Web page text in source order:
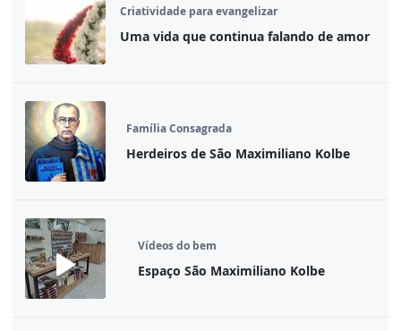
Criatividade para evangelizar
Uma vida que continua falando de amor
Família Consagrada
Herdeiros de São Maximiliano Kolbe
Vídeos do bem
Espaço São Maximiliano Kolbe